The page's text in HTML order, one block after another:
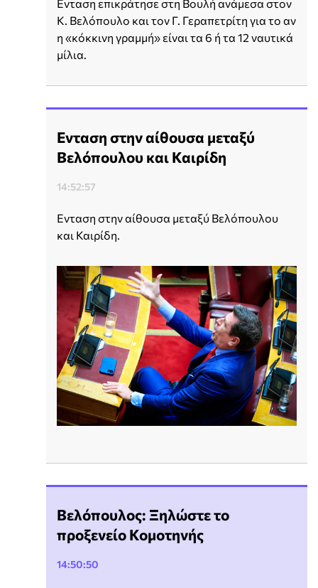
Ενταση επικράτησε στη Βουλή ανάμεσα στον
Κ. Βελόπουλο και τον Γ. Γεραπετρίτη για το αν
η «κόκκινη γραμμή» είναι τα 6 ή τα 12 ναυτικά
μίλια.
Ενταση στην αίθουσα μεταξύ
Βελόπουλου και Καιρίδη
14:52:57
Ενταση στην αίθουσα μεταξύ Βελόπουλου
και Καιρίδη.
Βελόπουλος: Ξηλώστε το
προξενείο Κομοτηνής
14:50:50